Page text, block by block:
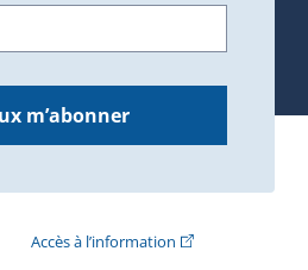
m’abonner
hyperlien externe s'ouvrira dans une
Accès à l’information(Cet hyperlien